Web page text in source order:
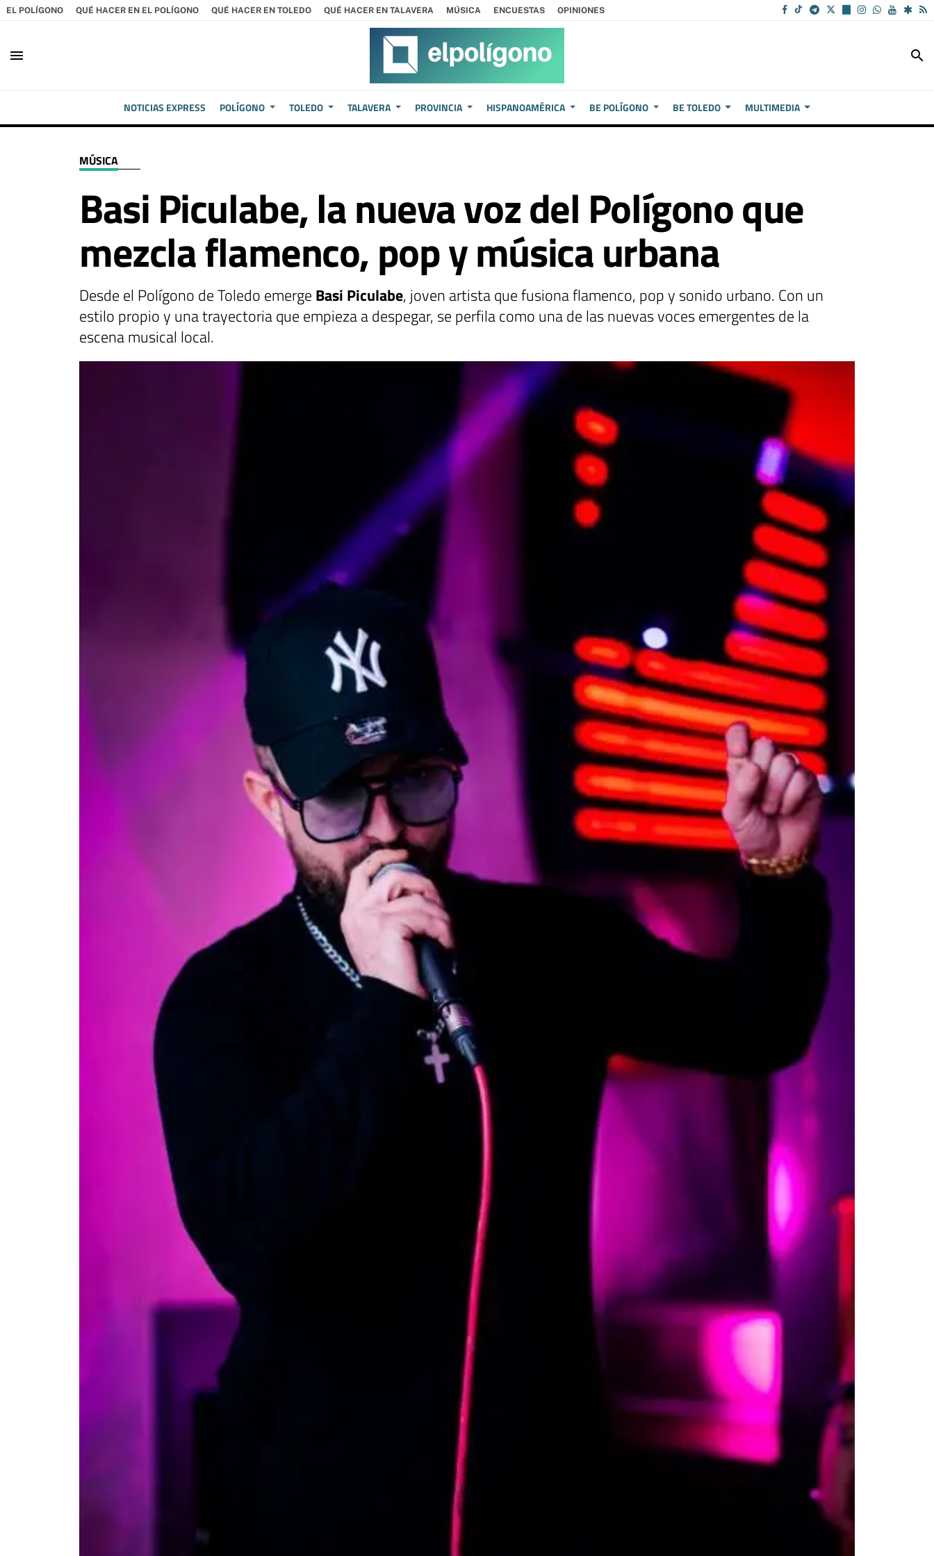
EL POLÍGONO QUÉ HACER EN EL POLÍGONO QUÉ HACER EN TOLEDO QUÉ HACER EN TALAVERA MÚSICA ENCUESTAS OPINIONES
menu search
NOTICIAS EXPRESS POLÍGONO TOLEDO TALAVERA PROVINCIA HISPANOAMÉRICA BE POLÍGONO BE TOLEDO MULTIMEDIA
MÚSICA
Basi Piculabe, la nueva voz del Polígono que
mezcla flamenco, pop y música urbana
Desde el Polígono de Toledo emerge Basi Piculabe, joven artista que fusiona flamenco, pop y sonido urbano. Con un
estilo propio y una trayectoria que empieza a despegar, se perfila como una de las nuevas voces emergentes de la
escena musical local.